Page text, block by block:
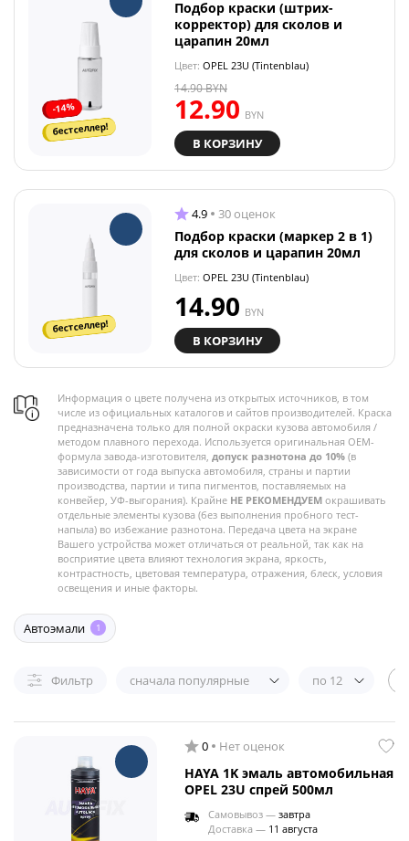
-14%
бестселлер!
Подбор краски (штрих-
корректор) для сколов и
царапин 20мл
Цвет: OPEL 23U (Tintenblau)
12.90 BYN
14.90BYN
В КОРЗИНУ
бестселлер!
4.9 30 оценок
Подбор краски (маркер 2 в 1)
для сколов и царапин 20мл
Цвет: OPEL 23U (Tintenblau)
14.90 BYN
В КОРЗИНУ
Информация о цвете получена из открытых источников, в том
числе из официальных каталогов и сайтов производителей. Краска
предназначена только для полной окраски кузова автомобиля /
методом плавного перехода. Используется оригинальная OEM-
формула завода-изготовителя, допуск разнотона до 10% (в
зависимости от года выпуска автомобиля, страны и партии
производства, партии и типа пигментов, поставляемых на
конвейер, УФ-выгорания). Крайне НЕ РЕКОМЕНДУЕМ окрашивать
отдельные элементы кузова (без выполнения пробного тест-
напыла) во избежание разнотона. Передача цвета на экране
Вашего устройства может отличаться от реальной, так как на
восприятие цвета влияют технология экрана, яркость,
контрастность, цветовая температура, отражения, блеск, условия
освещения и иные факторы.
Автоэмали 1
Фильтр сначала популярные по 12
0 Нет оценок
HAYA 1K эмаль автомобильная
OPEL 23U спрей 500мл
Самовывоз — завтра
Доставка — 11 августа